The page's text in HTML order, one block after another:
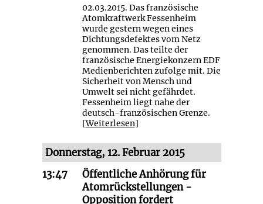
02.03.2015. Das französische
Atomkraftwerk Fessenheim
wurde gestern wegen eines
Dichtungsdefektes vom Netz
genommen. Das teilte der
französische Energiekonzern EDF
Medienberichten zufolge mit. Die
Sicherheit von Mensch und
Umwelt sei nicht gefährdet.
Fessenheim liegt nahe der
deutsch-französischen Grenze.
[Weiterlesen]
Donnerstag, 12. Februar 2015
13:47
Öffentliche Anhörung für
Atomrückstellungen -
Opposition fordert